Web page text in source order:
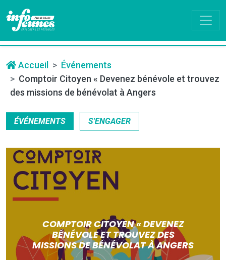
Accueil
Événements
Comptoir Citoyen « Devenez bénévole et trouvez
des missions de bénévolat à Angers
ÉVÉNEMENTS S'ENGAGER
COMPTOIR CITOYEN « DEVENEZ
BÉNÉVOLE ET TROUVEZ DES
MISSIONS DE BÉNÉVOLAT À ANGERS